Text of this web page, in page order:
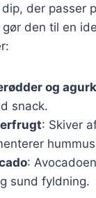
der passer
den til en
og agurk
snack.
: Skiver
:
sund fyldning.